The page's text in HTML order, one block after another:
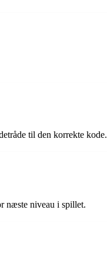
til den korrekte kode.
næste niveau i spillet.